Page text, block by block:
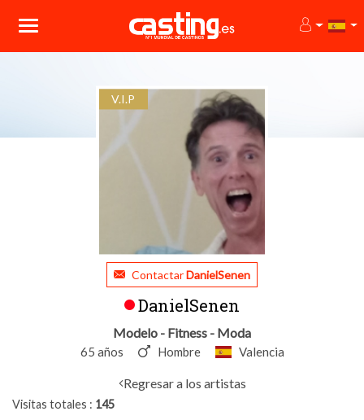
V.I.P
ContactarDanielSenen
DanielSenen
Modelo - Fitness - Moda
65 años Hombre Valencia
Regresar a los artistas
Visitas totales 145